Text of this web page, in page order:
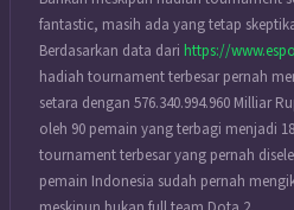
fantastic, masih ada yang tetap
Berdasarkan data dari https://
hadiah tournament terbesar pernah
setara dengan 576.340.994.960 Milliar
oleh 90 pemain yang terbagi menjadi
tournament terbesar yang pernah
pemain Indonesia sudah pernah